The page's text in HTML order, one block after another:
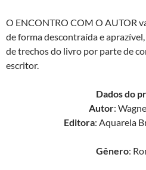
O ENCONTRO COM O AUTOR
de forma descontraída e
de trechos do livro por parte de
escritor.
Dados do
Autor:
Editora: Aquarela
Gênero: